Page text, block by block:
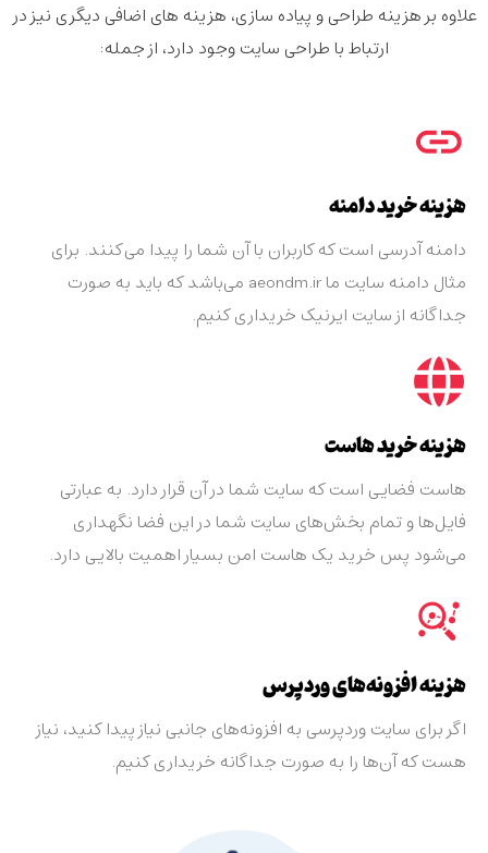
علاوه بر هزینه طراحی و پیاده سازی، هزینه های اضافی دیگری نیز در
ارتباط با طراحی سایت وجود دارد، از جمله:
هزینه خرید دامنه
دامنه آدرسی است که کاربران با آن شما را پیدا می‌کنند. برای
مثال دامنه سایت ما aeondm.ir می‌باشد که باید به صورت
جداگانه از سایت ایرنیک خریداری کنیم.
هزینه خرید هاست
هاست فضایی است که سایت شما در آن قرار دارد. به عبارتی
فایل‌ها و تمام بخش‌های سایت شما در این فضا نگهداری
می‌شود پس خرید یک هاست امن بسیار اهمیت بالایی دارد.
هزینه افزونه‌های وردپرس
اگر برای سایت وردپرسی به افزونه‌های جانبی نیاز پیدا کنید، نیاز
هست که آن‌ها را به صورت جداگانه خریداری کنیم.